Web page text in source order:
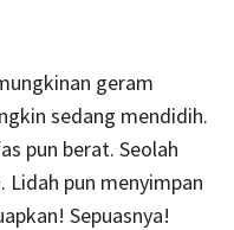
geram
sedang mendidih.
pun berat. Seolah
Lidah pun menyimpan
Sepuasnya!